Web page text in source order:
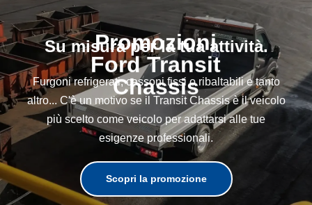
Promozioni
Ford Transit
Chassis
Su misura per la tua attività.
Furgoni refrigerati, cassoni fissi o ribaltabili e tanto
altro... C'è un motivo se il Transit Chassis è il veicolo
più scelto come veicolo per adattarsi alle tue
esigenze professionali.
Scopri la promozione